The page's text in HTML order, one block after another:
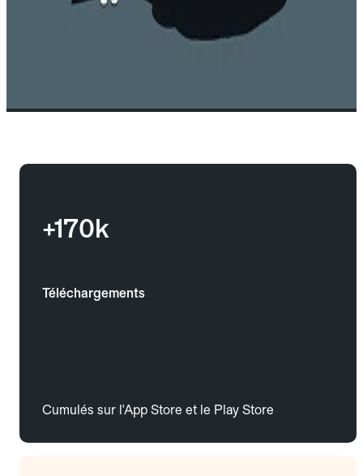
+170k
Téléchargements
Cumulés sur l'App Store et le Play Store